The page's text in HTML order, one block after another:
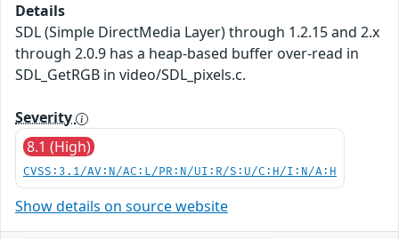
Details
SDL (Simple DirectMedia Layer) through 1.2.15 and 2.x
through 2.0.9 has a heap-based buffer over-read in
SDL_GetRGB in video/SDL_pixels.c.
Severity
8.1 (High)
CVSS:3.1/AV:N/AC:L/PR:N/UI:R/S:U/C:H/I:N/A:H
Show details on source website